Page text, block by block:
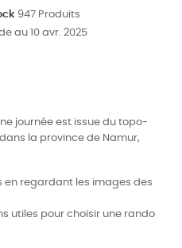
947 Produits
au 10 avr. 2025
journée est issue du topo-
la province de Namur,
en regardant les images des
utiles pour choisir une rando